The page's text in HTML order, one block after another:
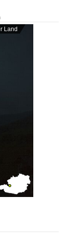
Land